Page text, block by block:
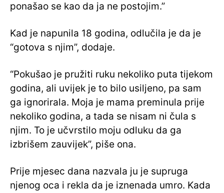
ponašao se kao da ja ne postojim.”
Kad je napunila 18 godina, odlučila je da je
“gotova s ​​njim”, dodaje.
“Pokušao je pružiti ruku nekoliko puta tijekom
godina, ali uvijek je to bilo usiljeno, pa sam
ga ignorirala. Moja je mama preminula prije
nekoliko godina, a tada se nisam ni čula s
njim. To je učvrstilo moju odluku da ga
izbrišem zauvijek”, piše ona.
Prije mjesec dana nazvala ju je supruga
njenog oca i rekla da je iznenada umro. Kada